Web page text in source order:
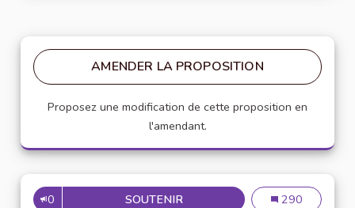
AMENDER LA PROPOSITION
Proposez une modification de cette proposition en
l'amendant.
0 SOUTENIRMISE EN PLACE DEMise en place
290